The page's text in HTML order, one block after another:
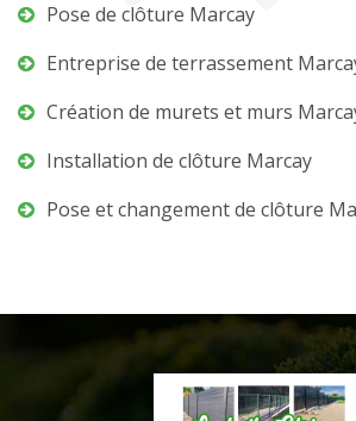
Pose de clôture Marcay
Entreprise de terrassement
Création de murets et murs
Installation de clôture Marcay
Pose et changement de clôture